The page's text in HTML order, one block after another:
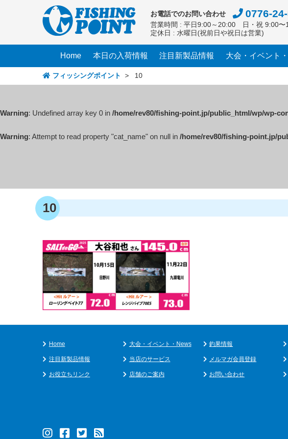
キ
プ
お電話でのお問い合わせ 0776-
営業時間 : 平日9:00～20:00 日・祝 9:00〜
定休日 : 水曜日(祝前日や祝日は営業)
Home 本日の入荷情報 注目新製品情報 大会・イベント
フィッシングポイント > 10
Warning: Undefined array key 0 in /home/rev80/fishing-point.jp/public_html/wp/wp-
Warning: Attempt to read property "cat_name" on null in /home/rev80/fishing-point.jp/
10
Home 大会・イベント・News 釣果情報
注目新製品情報 当店のサービス メルマガ会員登録
お役立ちリンク 店舗のご案内 お問い合わせ